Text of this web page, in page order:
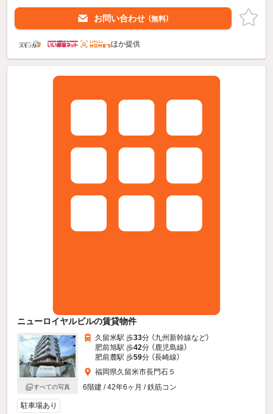
お問い合わせ （無料）
ほか提供
ニューロイヤルビルの賃貸物件
すべての写真
久留米駅 歩33分 （九州新幹線など）
肥前旭駅 歩42分 （鹿児島線）
肥前麓駅 歩59分 （長崎線）
福岡県久留米市長門石５
6階建 / 42年6ヶ月 / 鉄筋コン
駐車場あり